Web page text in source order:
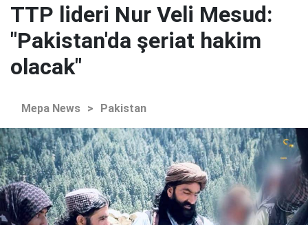
TTP lideri Nur Veli Mesud:
"Pakistan'da şeriat hakim
olacak"
Mepa News > Pakistan